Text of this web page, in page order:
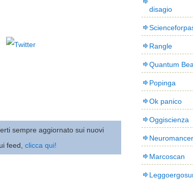
sempre aggiornato sui nuovi
feed, clicca qui!
disagio
Rangle
Quantum
Popinga
Ok panico
Oggiscienza
Neuromancer
Marcoscan